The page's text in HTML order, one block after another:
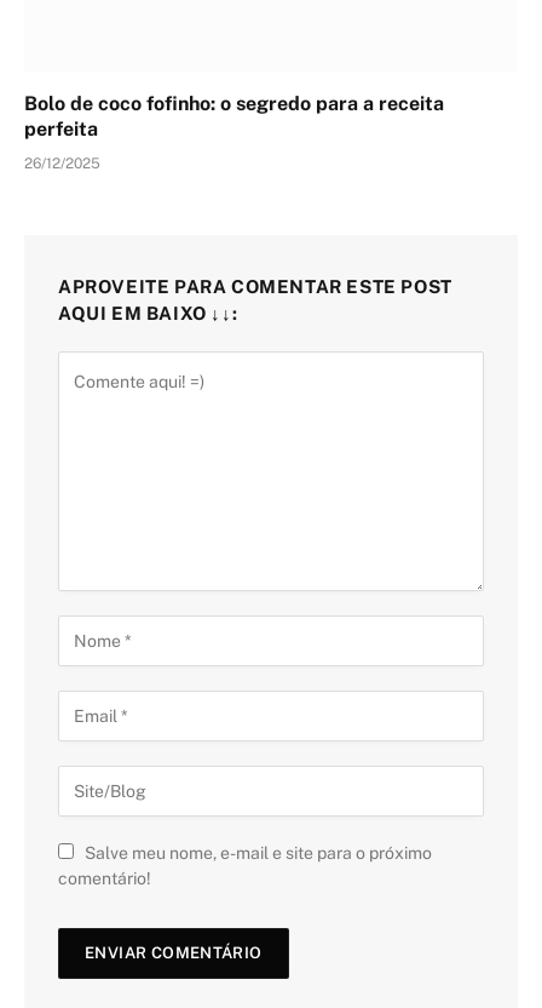
Bolo de coco fofinho: o segredo para a receita
perfeita
26/12/2025
APROVEITE PARA COMENTAR ESTE POST
AQUI EM BAIXO ↓↓:
Salve meu nome, e-mail e site para o próximo
comentário!